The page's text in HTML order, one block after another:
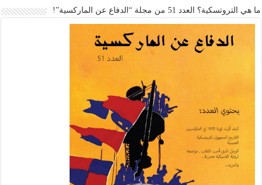
ما هي التروتسكية؟ العدد 51 من مجلة “الدفاع عن الماركسية”!